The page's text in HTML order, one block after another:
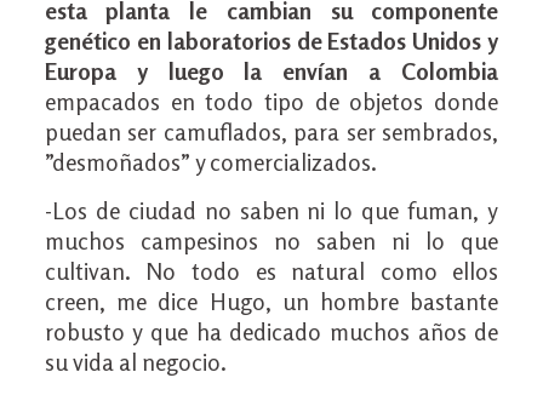
esta planta le cambian su componente
genético en laboratorios de Estados Unidos y
Europa y luego la envían a Colombia
empacados en todo tipo de objetos donde
puedan ser camuflados, para ser sembrados,
”desmoñados” y comercializados.
-Los de ciudad no saben ni lo que fuman, y
muchos campesinos no saben ni lo que
cultivan. No todo es natural como ellos
creen, me dice Hugo, un hombre bastante
robusto y que ha dedicado muchos años de
su vida al negocio.